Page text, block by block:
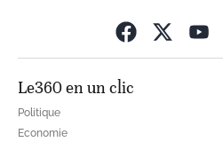
Le360 en un clic
Politique
Economie